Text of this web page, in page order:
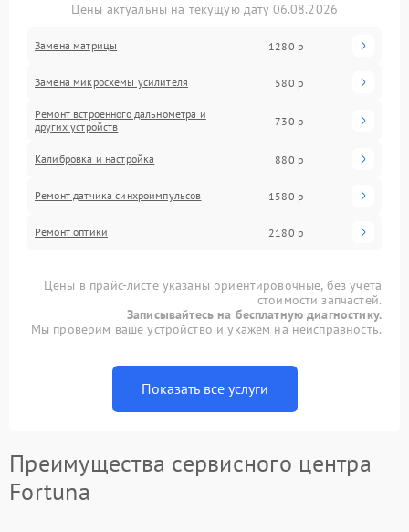
Цены актуальны на текущую дату 06.08.2026
Замена матрицы 1280 р
Замена микросхемы усилителя 580 р
Ремонт встроенного дальнометра и
других устройств
730 р
Калибровка и настройка 880 р
Ремонт датчика синхроимпульсов 1580 р
Ремонт оптики 2180 р
Цены в прайс-листе указаны ориентировочные, без учета
стоимости запчастей.
Записывайтесь на бесплатную диагностику.
Мы проверим ваше устройство и укажем на неисправность.
Показать все услуги
Преимущества сервисного центра
Fortuna